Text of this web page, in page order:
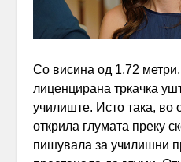
Со висина од 1,72
лиценцирана тркачка
училиште. Исто така, во
открила глумата преку
пишувала за училишни